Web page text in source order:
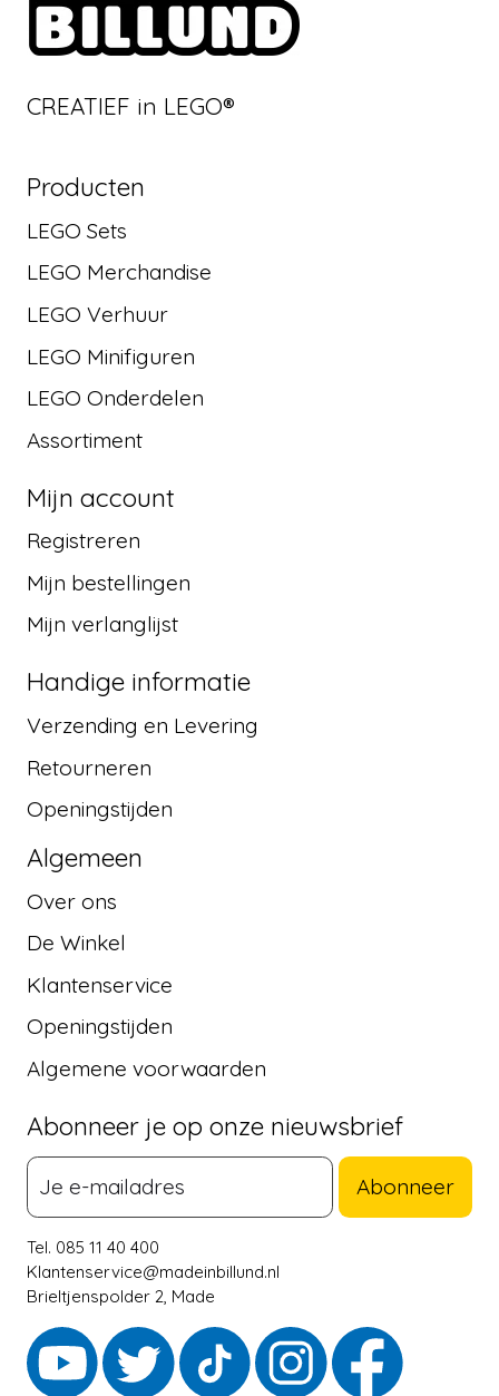
CREATIEF in LEGO®
Producten
LEGO Sets
LEGO Merchandise
LEGO Verhuur
LEGO Minifiguren
LEGO Onderdelen
Assortiment
Mijn account
Registreren
Mijn bestellingen
Mijn verlanglijst
Handige informatie
Verzending en Levering
Retourneren
Openingstijden
Algemeen
Over ons
De Winkel
Klantenservice
Openingstijden
Algemene voorwaarden
Abonneer je op onze nieuwsbrief
Abonneer
Tel. 085 11 40 400
Klantenservice@madeinbillund.nl
Brieltjenspolder 2, Made